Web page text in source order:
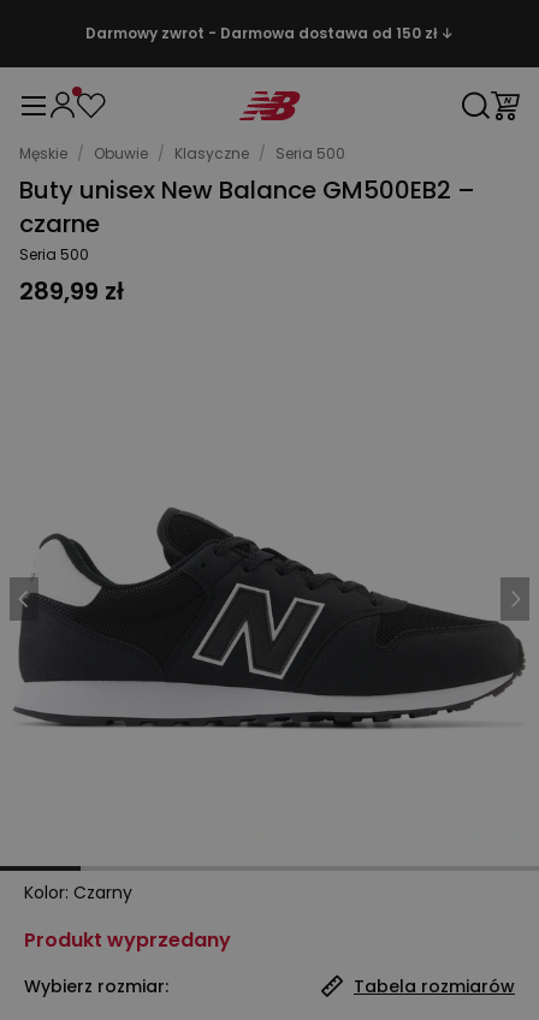
Darmowy zwrot - Darmowa dostawa od 150 zł ↓
Męskie / Obuwie / Klasyczne / Seria 500
Buty unisex New Balance GM500EB2 –
czarne
Seria 500
289,99 zł
Kolor: Czarny
Produkt wyprzedany
Wybierz rozmiar: Tabela rozmiarów